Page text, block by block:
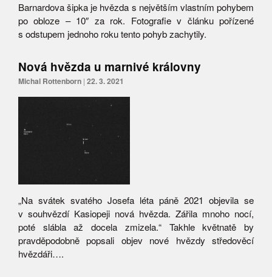
Barnardova šipka je hvězda s největším vlastním pohybem
po obloze – 10″ za rok. Fotografie v článku pořízené
s odstupem jednoho roku tento pohyb zachytily.
Nová hvězda u marnivé královny
Michal Rottenborn | 22. 3. 2021
„Na svátek svatého Josefa léta páně 2021 objevila se
v souhvězdí Kasiopeji nová hvězda. Zářila mnoho nocí,
poté slábla až docela zmizela.“ Takhle květnatě by
pravděpodobně popsali objev nové hvězdy středověcí
hvězdáři….